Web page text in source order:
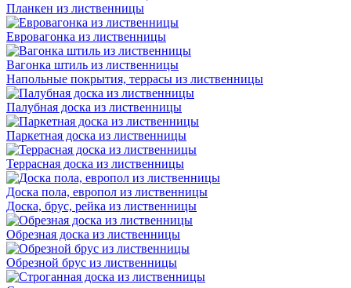
Планкен из лиственницы
Евровагонка из лиственницы
Вагонка штиль из лиственницы
Напольные покрытия, террасы из лиственницы
Палубная доска из лиственницы
Паркетная доска из лиственницы
Террасная доска из лиственницы
Доска пола, европол из лиственницы
Доска, брус, рейка из лиственницы
Обрезная доска из лиственницы
Обрезной брус из лиственницы